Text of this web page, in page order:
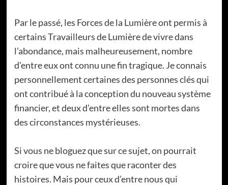
Par le passé, les Forces de la Lumière ont permis à
certains Travailleurs de Lumière de vivre dans
l’abondance, mais malheureusement, nombre
d’entre eux ont connu une fin tragique. Je connais
personnellement certaines des personnes clés qui
ont contribué à la conception du nouveau système
financier, et deux d’entre elles sont mortes dans
des circonstances mystérieuses.
Si vous ne bloguez que sur ce sujet, on pourrait
croire que vous ne faites que raconter des
histoires. Mais pour ceux d’entre nous qui